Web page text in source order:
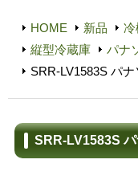
HOME 新品
冷
縦型冷蔵庫
パナ
SRR-LV1583S パ
SRR-LV1583S